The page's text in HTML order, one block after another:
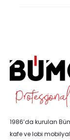
1986’da kurulan
kafe ve lobi